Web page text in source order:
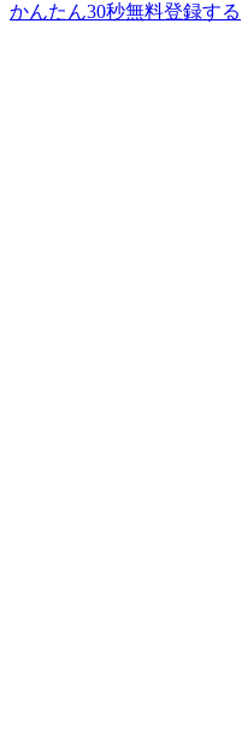
かんたん30秒無料登録する